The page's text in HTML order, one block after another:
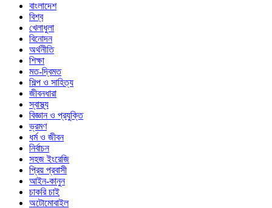
বাংলাদেশ
বিশ্ব
খেলাধুলা
বিনোদন
অর্থনীতি
শিক্ষা
মত-দ্বিমত
শিল্প ও সাহিত্য
জীবনধারা
স্বাস্থ্য
বিজ্ঞান ও প্রযুক্তি
ভ্রমণ
ধর্ম ও জীবন
নির্বাচন
সহজ ইংরেজি
প্রিয় প্রবাসী
আইন-কানুন
চাকরি চাই
অটোমোবাইল